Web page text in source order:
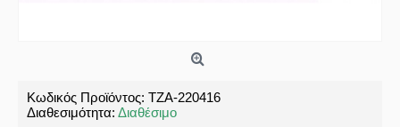
Κωδικός Προϊόντος: ΤΖΑ-220416
Διαθεσιμότητα: Διαθέσιμο